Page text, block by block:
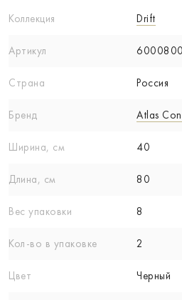
Коллекция Drift
Артикул
Страна Россия
Бренд Atlas
Ширина, см 40
Длина, см 80
Вес упаковки 8
Кол-вo в упаковке 2
Цвет Черный